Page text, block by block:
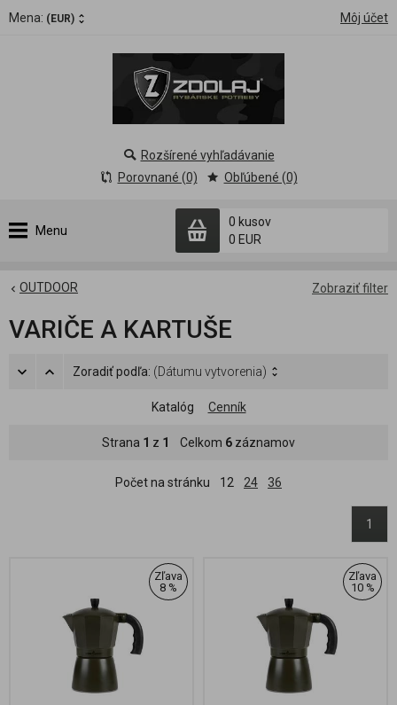
Mena: (EUR) Môj účet
Menu
0 kusov
0 EUR
Rozšírené vyhľadávanie
Porovnané (0)
Obľúbené (0)
Zobraziť filter
OUTDOOR
VARIČE A KARTUŠE
Zoradiť podľa: (Dátumu vytvorenia)
Katalóg Cenník
Strana 1 z 1 Celkom 6 záznamov
Počet na stránku 12 24 36
1
Zľava
8 %
Zľava
10 %